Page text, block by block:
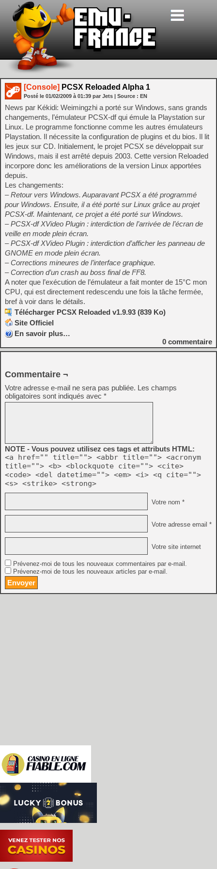
[Console] PCSX Reloaded Alpha 1
Posté le 01/02/2009 à 01:39 par Jets | Source : EN
News par Kékidi: Weimingzhi a porté sur Windows, sans grands
changements, l’émulateur PCSX-df qui émule la Playstation sur
Linux. Le programme fonctionne comme les autres émulateurs
Playstation. Il nécessite la configuration de plugins et du bios. Il lit
les jeux sur CD. Initialement, le projet PCSX se développait sur
Windows, mais il est arrêté depuis 2003. Cette version Reloaded
incorpore donc les améliorations de la version Linux apportées
depuis.
Les changements:
– Retour vers Windows. Auparavant PCSX a été programmé
pour Windows. Ensuite, il a été porté sur Linux grâce au projet
PCSX-df. Maintenant, ce projet a été porté sur Windows.
– PCSX-df XVideo Plugin : interdiction de l’arrivée de l’écran de
veille en mode plein écran.
– PCSX-df XVideo Plugin : interdiction d’afficher les panneau de
GNOME en mode plein écran.
– Corrections mineures de l’interface graphique.
– Correction d’un crash au boss final de FF8.
A noter que l’exécution de l’émulateur a fait monter de 15°C mon
CPU, qui est directement redescendu une fois la tâche fermée,
bref à voir dans le détails.
Télécharger PCSX Reloaded v1.9.93 (839 Ko)
Site Officiel
En savoir plus…
0 commentaire
Commentaire ¬
Votre adresse e-mail ne sera pas publiée. Les champs
obligatoires sont indiqués avec *
NOTE - Vous pouvez utilisez ces tags et attributs HTML:
<a href="" title=""> <abbr title=""> <acronym
title=""> <b> <blockquote cite=""> <cite>
<code> <del datetime=""> <em> <i> <q cite="">
<s> <strike> <strong>
Votre nom *
Votre adresse email *
Votre site internet
Prévenez-moi de tous les nouveaux commentaires par e-mail.
Prévenez-moi de tous les nouveaux articles par e-mail.